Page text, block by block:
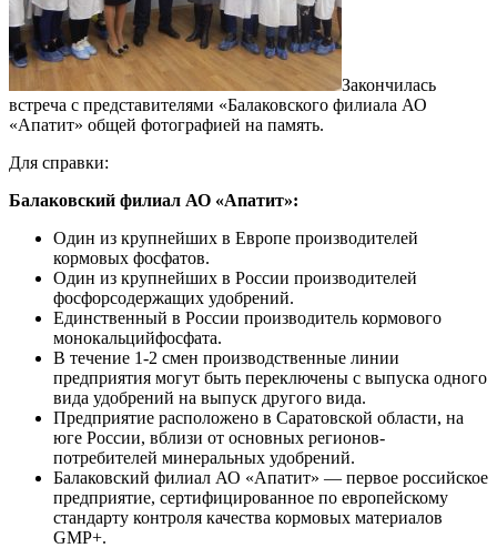
Закончилась
встреча с представителями «Балаковского филиала АО
«Апатит» общей фотографией на память.
Для справки:
Балаковский филиал АО «Апатит»:
Один из крупнейших в Европе производителей
кормовых фосфатов.
Один из крупнейших в России производителей
фосфорсодержащих удобрений.
Единственный в России производитель кормового
монокальцийфосфата.
В течение 1-2 смен производственные линии
предприятия могут быть переключены с выпуска одного
вида удобрений на выпуск другого вида.
Предприятие расположено в Саратовской области, на
юге России, вблизи от основных регионов-
потребителей минеральных удобрений.
Балаковский филиал АО «Апатит» — первое российское
предприятие, сертифицированное по европейскому
стандарту контроля качества кормовых материалов
GMP+.